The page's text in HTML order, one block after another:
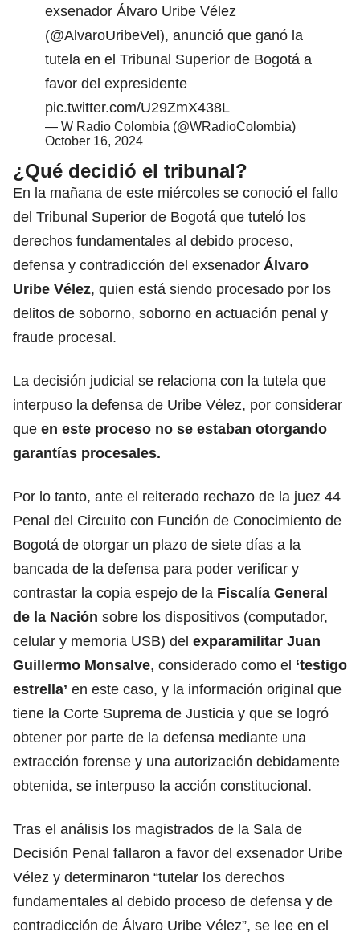
exsenador Álvaro Uribe Vélez
(@AlvaroUribeVel), anunció que ganó la
tutela en el Tribunal Superior de Bogotá a
favor del expresidente
pic.twitter.com/U29ZmX438L
— W Radio Colombia (@WRadioColombia)
October 16, 2024
¿Qué decidió el tribunal?
En la mañana de este miércoles se conoció el fallo
del Tribunal Superior de Bogotá que tuteló los
derechos fundamentales al debido proceso,
defensa y contradicción del exsenador Álvaro
Uribe Vélez, quien está siendo procesado por los
delitos de soborno, soborno en actuación penal y
fraude procesal.
La decisión judicial se relaciona con la tutela que
interpuso la defensa de Uribe Vélez, por considerar
que en este proceso no se estaban otorgando
garantías procesales.
Por lo tanto, ante el reiterado rechazo de la juez 44
Penal del Circuito con Función de Conocimiento de
Bogotá de otorgar un plazo de siete días a la
bancada de la defensa para poder verificar y
contrastar la copia espejo de la Fiscalía General
de la Nación sobre los dispositivos (computador,
celular y memoria USB) del exparamilitar Juan
Guillermo Monsalve, considerado como el ‘testigo
estrella’ en este caso, y la información original que
tiene la Corte Suprema de Justicia y que se logró
obtener por parte de la defensa mediante una
extracción forense y una autorización debidamente
obtenida, se interpuso la acción constitucional.
Tras el análisis los magistrados de la Sala de
Decisión Penal fallaron a favor del exsenador Uribe
Vélez y determinaron “tutelar los derechos
fundamentales al debido proceso de defensa y de
contradicción de Álvaro Uribe Vélez”, se lee en el